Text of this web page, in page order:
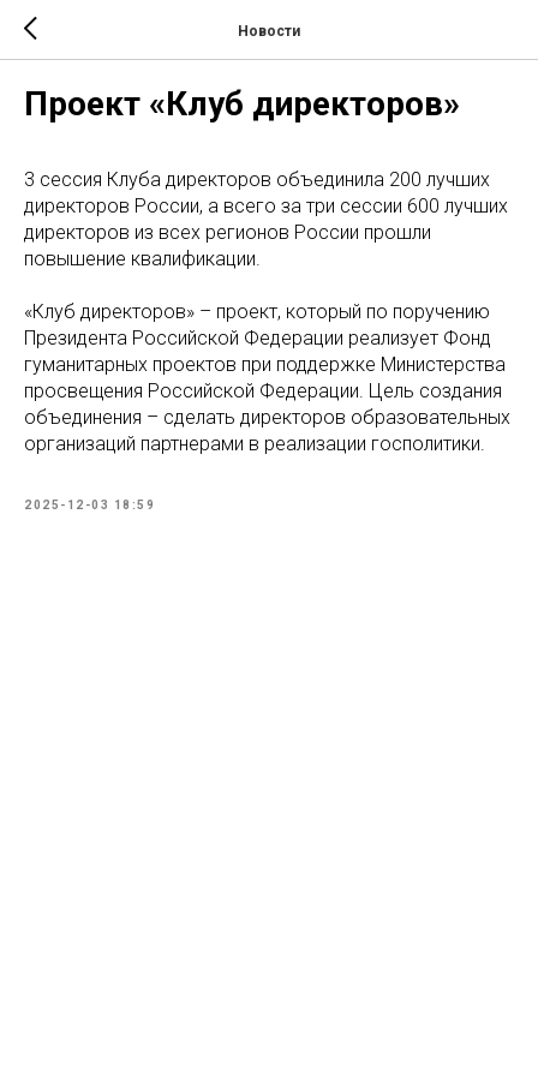
Новости
Проект «Клуб директоров»
3 сессия Клуба директоров объединила 200 лучших
директоров России, а всего за три сессии 600 лучших
директоров из всех регионов России прошли
повышение квалификации.
«Клуб директоров» – проект, который по поручению
Президента Российской Федерации реализует Фонд
гуманитарных проектов при поддержке Министерства
просвещения Российской Федерации. Цель создания
объединения – сделать директоров образовательных
организаций партнерами в реализации госполитики.
2025-12-03 18:59